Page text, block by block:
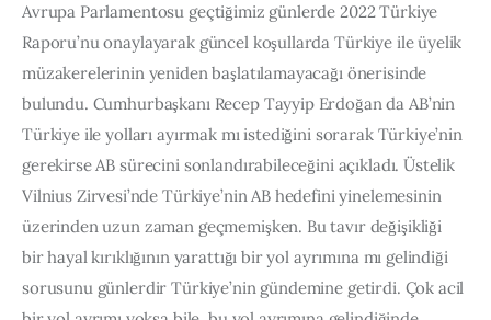
Avrupa Parlamentosu geçtiğimiz günlerde 2022 Türkiye
Raporu’nu onaylayarak güncel koşullarda Türkiye ile üyelik
müzakerelerinin yeniden başlatılamayacağı önerisinde
bulundu. Cumhurbaşkanı Recep Tayyip Erdoğan da AB’nin
Türkiye ile yolları ayırmak mı istediğini sorarak Türkiye’nin
gerekirse AB sürecini sonlandırabileceğini açıkladı. Üstelik
Vilnius Zirvesi’nde Türkiye’nin AB hedefini yinelemesinin
üzerinden uzun zaman geçmemişken. Bu tavır değişikliği
bir hayal kırıklığının yarattığı bir yol ayrımına mı gelindiği
sorusunu günlerdir Türkiye’nin gündemine getirdi. Çok acil